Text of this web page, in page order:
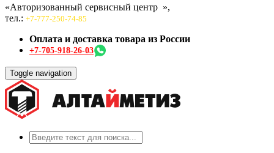
«Авторизованный сервисный центр »,
тел.: +7-777-250-74-85
Оплата и доставка товара из России
+7-705-918-26-03
Toggle navigation